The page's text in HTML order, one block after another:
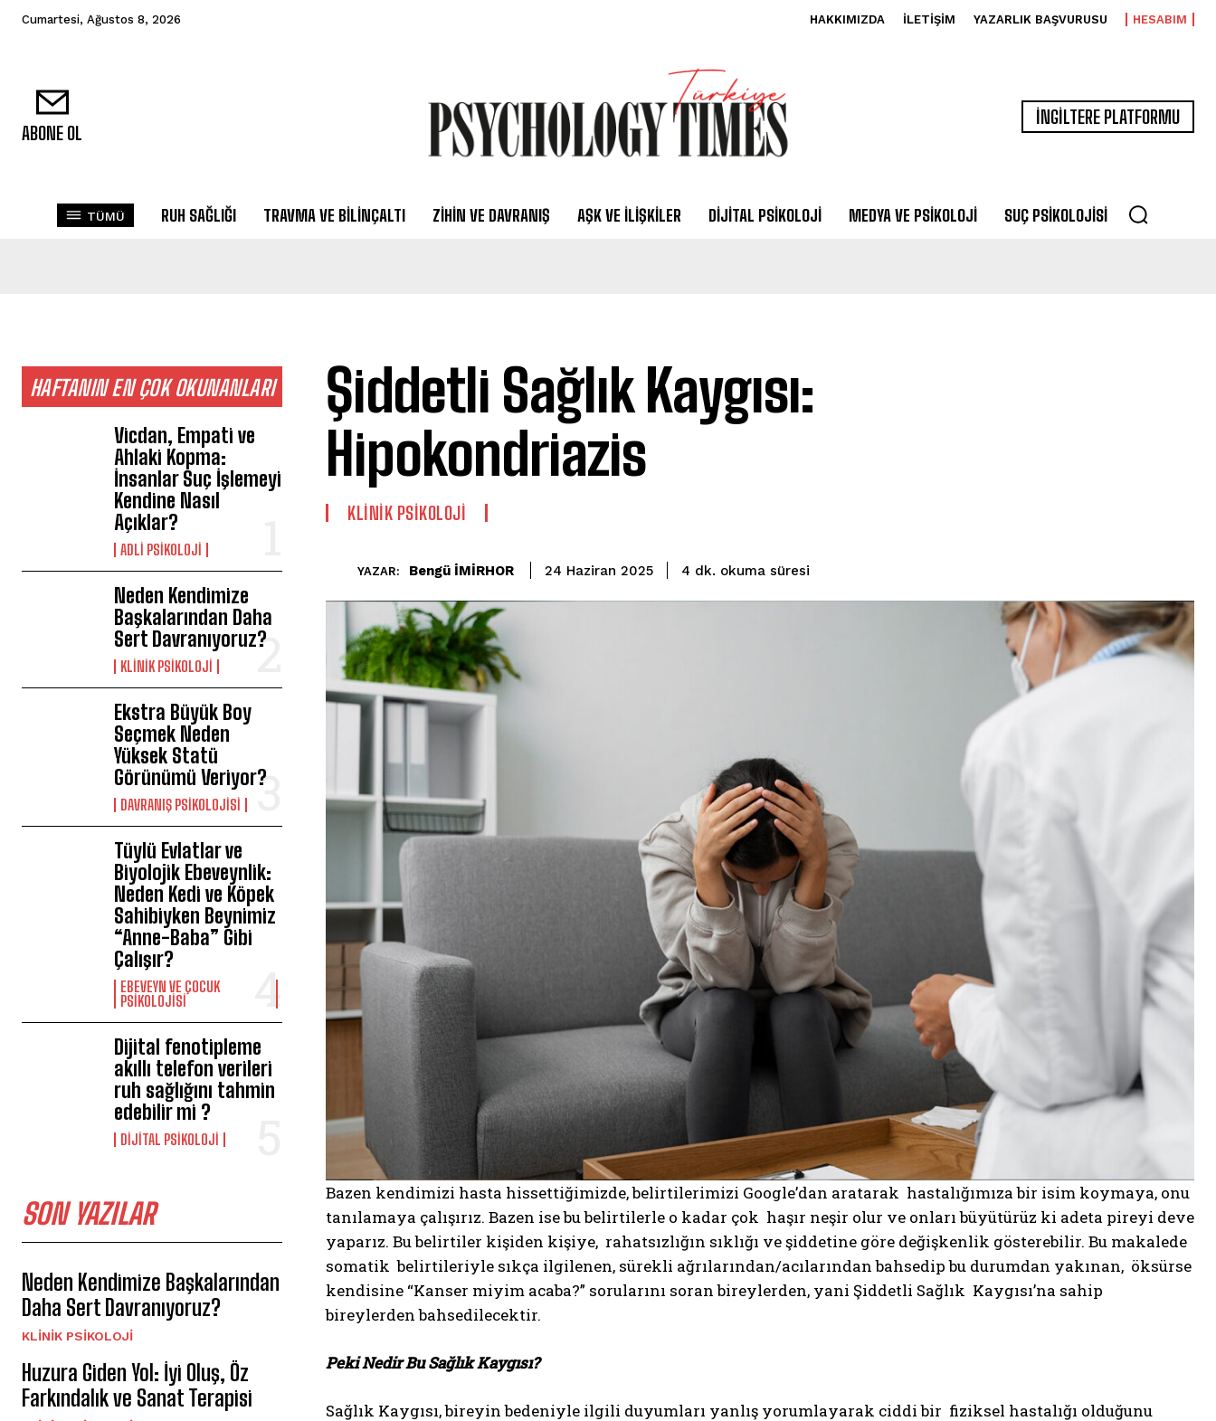
Cumartesi, Ağustos 8, 2026 HAKKIMIZDA İLETIŞIM YAZARLIK BAŞVURUSU HESABIM
ABONE OL
İNGİLTERE PLATFORMU
TÜMÜ RUH SAĞLIĞI TRAVMA VE BILINÇALTI ZIHIN VE DAVRANIŞ AŞK VE İLIŞKILER DIJITAL PSIKOLOJI MEDYA VE PSIKOLOJI SUÇ PSIKOLOJISI
HAFTANIN EN ÇOK OKUNANLARI
Vicdan, Empati ve
Ahlaki Kopma:
İnsanlar Suç İşlemeyi
Kendine Nasıl
Açıklar?
ADLI PSIKOLOJI
Neden Kendimize
Başkalarından Daha
Sert Davranıyoruz?
KLINIK PSIKOLOJI
Ekstra Büyük Boy
Seçmek Neden
Yüksek Statü
Görünümü Veriyor?
DAVRANIŞ PSIKOLOJISI
Tüylü Evlatlar ve
Biyolojik Ebeveynlik:
Neden Kedi ve Köpek
Sahibiyken Beynimiz
“Anne-Baba” Gibi
Çalışır?
EBEVEYN VE ÇOCUK
PSIKOLOJISI
Dijital fenotipleme
akıllı telefon verileri
ruh sağlığını tahmin
edebilir mi ?
DIJITAL PSIKOLOJI
SON YAZILAR
Neden Kendimize Başkalarından
Daha Sert Davranıyoruz?
KLINIK PSIKOLOJI
Huzura Giden Yol: İyi Oluş, Öz
Farkındalık ve Sanat Terapisi
Şiddetli Sağlık Kaygısı:
Hipokondriazis
KLINIK PSIKOLOJI
YAZAR: Bengü İMİRHOR 24 Haziran 2025 4 dk. okuma süresi
Bazen kendimizi hasta hissettiğimizde, belirtilerimizi Google’dan aratarak hastalığımıza bir isim koymaya, onu
tanılamaya çalışırız. Bazen ise bu belirtilerle o kadar çok haşır neşir olur ve onları büyütürüz ki adeta pireyi deve
yaparız. Bu belirtiler kişiden kişiye, rahatsızlığın sıklığı ve şiddetine göre değişkenlik gösterebilir. Bu makalede
somatik belirtileriyle sıkça ilgilenen, sürekli ağrılarından/acılarından bahsedip bu durumdan yakınan, öksürse
kendisine “Kanser miyim acaba?” sorularını soran bireylerden, yani Şiddetli Sağlık Kaygısı’na sahip
bireylerden bahsedilecektir.
Peki Nedir Bu Sağlık Kaygısı?
Sağlık Kaygısı, bireyin bedeniyle ilgili duyumları yanlış yorumlayarak ciddi bir fiziksel hastalığı olduğunu